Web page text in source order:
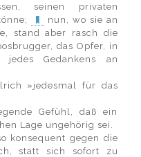
seinen privaten
nun, wo sie an
stand aber rasch die
das Opfer, in
Gedankens an
»jedesmal für das
Gefühl, daß ein
Lage ungehörig sei.
konsequent gegen die
statt sich sofort zu